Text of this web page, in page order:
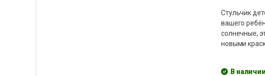
Стульчик
вашего
солнечные,
новыми
В наличии